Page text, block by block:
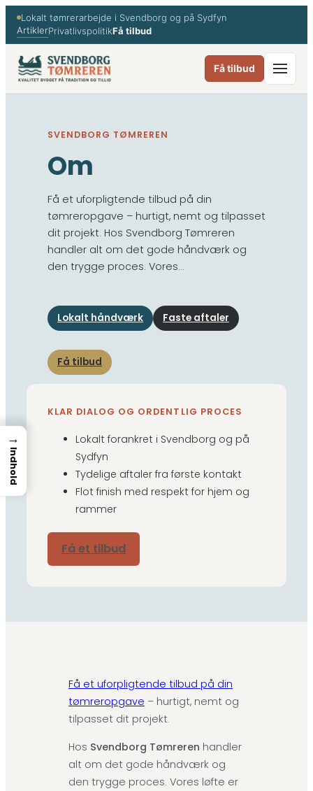
Spring
indhold
Lokalt tømrerarbejde i Svendborg og på Sydfyn
ArtiklerPrivatlivspolitikFå tilbud
Få tilbud
SVENDBORG TØMREREN
Om
Få et uforpligtende tilbud på din
tømreropgave – hurtigt, nemt og tilpasset
dit projekt. Hos Svendborg Tømreren
handler alt om det gode håndværk og
den trygge proces. Vores…
Lokalt håndværk Faste aftaler
Få tilbud
KLAR DIALOG OG ORDENTLIG PROCES
Lokalt forankret i Svendborg og på
Sydfyn
Tydelige aftaler fra første kontakt
Flot finish med respekt for hjem og
rammer
Få et tilbud
Få et uforpligtende tilbud på din
tømreropgave – hurtigt, nemt og
tilpasset dit projekt.
Hos Svendborg Tømreren handler
alt om det gode håndværk og
den trygge proces. Vores løfte er
→
Indhold